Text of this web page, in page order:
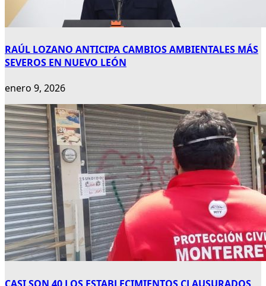
RAÚL LOZANO ANTICIPA CAMBIOS AMBIENTALES MÁS
SEVEROS EN NUEVO LEÓN
enero 9, 2026